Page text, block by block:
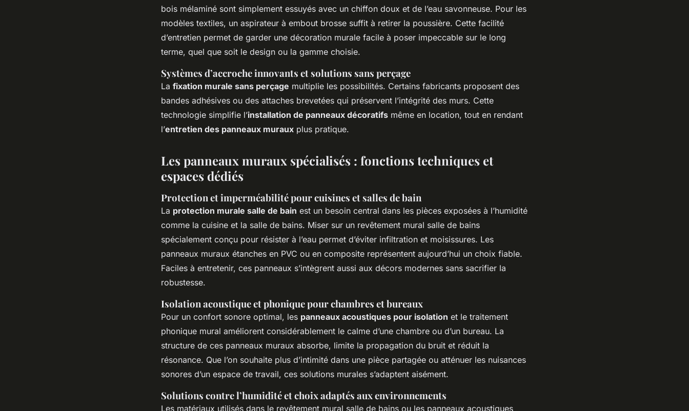
bois mélaminé sont simplement essuyés avec un chiffon doux et de l’eau savonneuse. Pour les
modèles textiles, un aspirateur à embout brosse suffit à retirer la poussière. Cette facilité
d’entretien permet de garder une décoration murale facile à poser impeccable sur le long
terme, quel que soit le design ou la gamme choisie.
Systèmes d’accroche innovants et solutions sans perçage
La fixation murale sans perçage multiplie les possibilités. Certains fabricants proposent des
bandes adhésives ou des attaches brevetées qui préservent l’intégrité des murs. Cette
technologie simplifie l’installation de panneaux décoratifs même en location, tout en rendant
l’entretien des panneaux muraux plus pratique.
Les panneaux muraux spécialisés : fonctions techniques et
espaces dédiés
Protection et imperméabilité pour cuisines et salles de bain
La protection murale salle de bain est un besoin central dans les pièces exposées à l’humidité
comme la cuisine et la salle de bains. Miser sur un revêtement mural salle de bains
spécialement conçu pour résister à l’eau permet d’éviter infiltration et moisissures. Les
panneaux muraux étanches en PVC ou en composite représentent aujourd’hui un choix fiable.
Faciles à entretenir, ces panneaux s’intègrent aussi aux décors modernes sans sacrifier la
robustesse.
Isolation acoustique et phonique pour chambres et bureaux
Pour un confort sonore optimal, les panneaux acoustiques pour isolation et le traitement
phonique mural améliorent considérablement le calme d’une chambre ou d’un bureau. La
structure de ces panneaux muraux absorbe, limite la propagation du bruit et réduit la
résonance. Que l’on souhaite plus d’intimité dans une pièce partagée ou atténuer les nuisances
sonores d’un espace de travail, ces solutions murales s’adaptent aisément.
Solutions contre l’humidité et choix adaptés aux environnements
Les matériaux utilisés dans le revêtement mural salle de bains ou les panneaux acoustiques